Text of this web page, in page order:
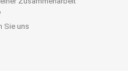
Sie uns